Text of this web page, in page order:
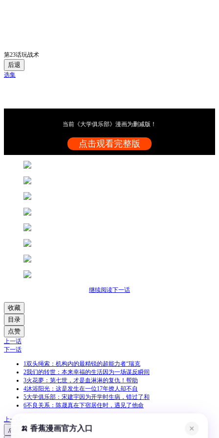
第23话玩战术
后退
选集
当前《大学俱乐部》漫画为删减版！
点击观看完整版
继续阅读下一话
收藏
目录
点赞
上一话
下一话
1双头绳索：机构内的最精锐的超能力者“瑞克
2我们的转世：本来幸福的生活因为一场谋反瞬间
3火花夢：第七世，才是血淋淋的复仇！帮助
4沐浴阳光：这是发生在一位17年撩人却不自
5大学俱乐部：宋建宇因为开学时生病，错过了和
6不良关系：陈晟真在下宿居住时，遇见了他命
上一话
点赞
🍌 香蕉漫画官方入口 ✕